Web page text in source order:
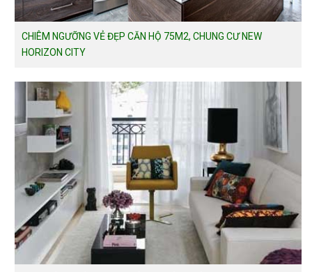
CHIÊM NGƯỠNG VẺ ĐẸP CĂN HỘ 75M2, CHUNG CƯ NEW
HORIZON CITY